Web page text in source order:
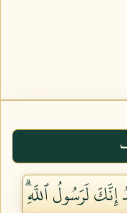
لَرَسُولُ ٱللَّهِۗ